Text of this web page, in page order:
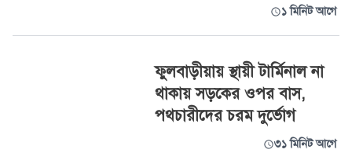
১ মিনিট আগে
ফুলবাড়ীয়ায় স্থায়ী টার্মিনাল না
থাকায় সড়কের ওপর বাস,
পথচারীদের চরম দুর্ভোগ
৩১ মিনিট আগে